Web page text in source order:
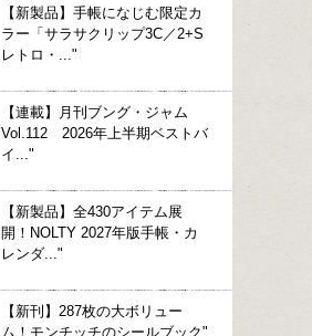
【新製品】手帳になじむ限定カ
ラー「サラサクリップ3C／2+S
レトロ・..."
【連載】月刊ブング・ジャム
Vol.112 2026年上半期ベストバ
イ..."
【新製品】全430アイテム展
開！NOLTY 2027年版手帳・カ
レンダ..."
【新刊】287枚の大ボリュー
ム！モンチッチのシールブック"